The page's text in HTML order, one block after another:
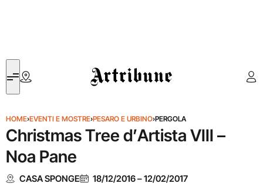
Artribune
HOME›EVENTI E MOSTRE›PESARO E URBINO›PERGOLA
Christmas Tree d’Artista VIII –
Noa Pane
CASA SPONGE 18/12/2016–12/02/2017